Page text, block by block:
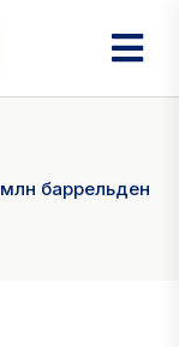
млн баррельден